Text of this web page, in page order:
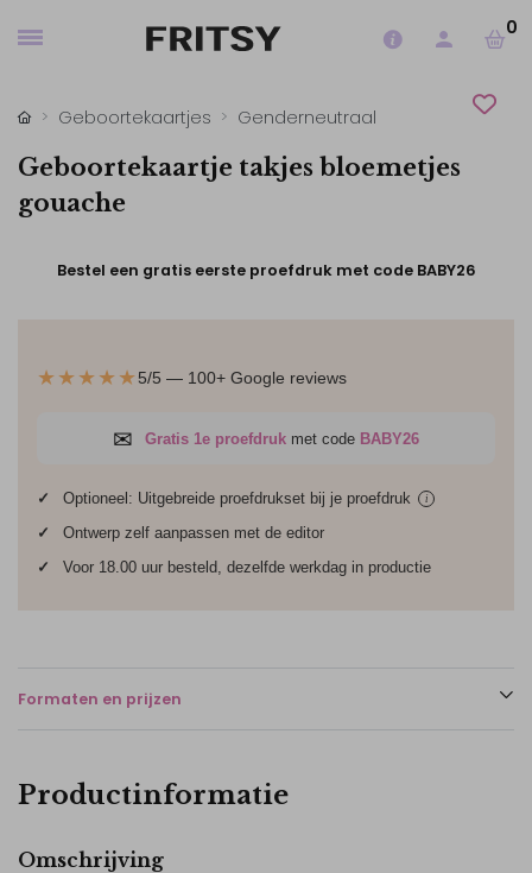
0
Geboortekaartjes Genderneutraal
Geboortekaartje takjes bloemetjes
gouache
Bestel een gratis eerste proefdruk met code BABY26
★★★★★5/5 — 100+ Google reviews
✉ Gratis 1e proefdruk met code BABY26
✓ Optioneel: Uitgebreide proefdrukset bij je proefdruk i
✓
Ontwerp zelf aanpassen met de editor
✓
Voor 18.00 uur besteld, dezelfde werkdag in productie
Formaten en prijzen
Productinformatie
Omschrijving